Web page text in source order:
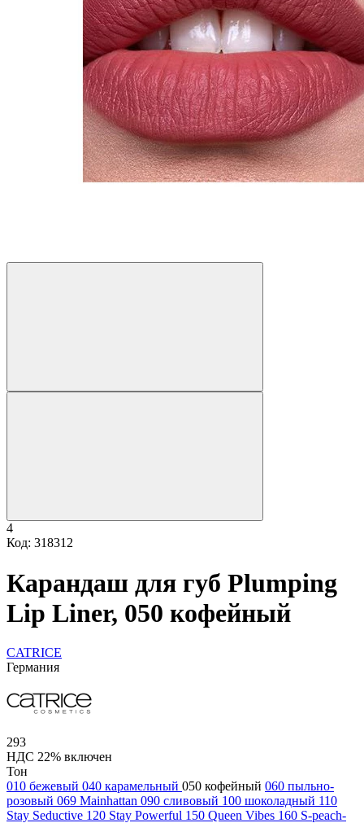
4
Код: 318312
Карандаш для губ Plumping
Lip Liner, 050 кофейный
CATRICE
Германия
293
НДС 22% включен
Тон
010 бежевый 040 карамельный 050 кофейный 060 пыльно-
розовый 069 Mainhattan 090 сливовый 100 шоколадный 110
Stay Seductive 120 Stay Powerful 150 Queen Vibes 160 S-peach-